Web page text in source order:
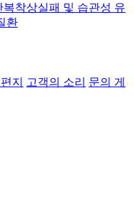
복착상실패 및 습관성 유
환
지 고객의 소리 문의 게